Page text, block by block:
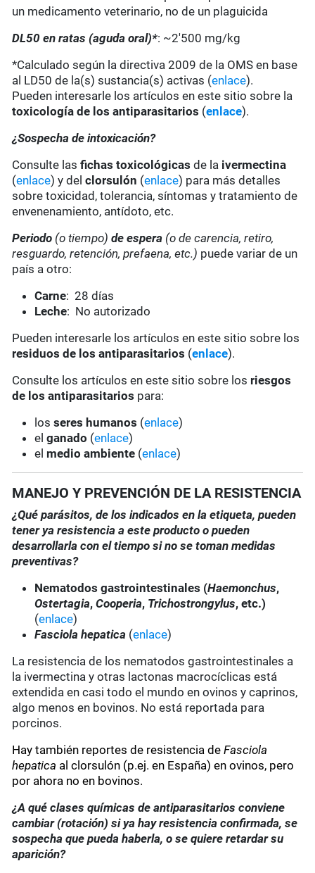
un medicamento veterinario, no de un plaguicida
DL50 en ratas (aguda oral)*: ~2'500 mg/kg
*Calculado según la directiva 2009 de la OMS en base
al LD50 de la(s) sustancia(s) activas (enlace).
Pueden interesarle los artículos en este sitio sobre la
toxicología de los antiparasitarios (enlace).
¿Sospecha de intoxicación?
Consulte lasfichas toxicológicas de la ivermectina
(enlace) y del clorsulón (enlace) para más detalles
sobre toxicidad, tolerancia, síntomas y tratamiento de
envenenamiento, antídoto, etc.
Periodo (o tiempo) de espera (o de carencia, retiro,
resguardo, retención, prefaena, etc.) puede variar de un
país a otro:
Carne: 28 días
Leche: No autorizado
Pueden interesarle los artículos en este sitio sobre los
residuos de los antiparasitarios (enlace).
Consulte los artículos en este sitio sobre los riesgos
de los antiparasitarios para:
losseres humanos (enlace)
elganado (enlace)
el medio ambiente (enlace)
MANEJO Y PREVENCIÓN DE LA RESISTENCIA
¿Qué parásitos, de los indicados en la etiqueta, pueden
tener ya resistencia a este producto o pueden
desarrollarla con el tiempo si no se toman medidas
preventivas?
Nematodos gastrointestinales (Haemonchus,
Ostertagia,Cooperia, Trichostrongylus, etc.)
(enlace)
Fasciola hepatica (enlace)
La resistencia de los nematodos gastrointestinales a
la ivermectina y otras lactonas macrocíclicas está
extendida en casi todo el mundo en ovinos y caprinos,
algo menos en bovinos. No está reportada para
porcinos.
Hay también reportes de resistencia deFasciola
hepatica al clorsulón (p.ej. en España) en ovinos, pero
por ahora no en bovinos.
¿A qué clases químicas de antiparasitarios conviene
cambiar (rotación) si ya hay resistencia confirmada, se
sospecha que pueda haberla, o se quiere retardar su
aparición?